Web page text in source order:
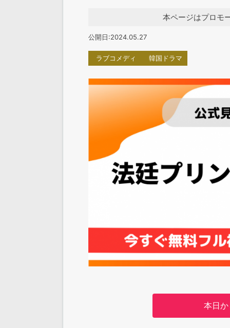
本ページはプロモ
公開日:2024.05.27
ラブコメディ 韓国ドラマ
本日